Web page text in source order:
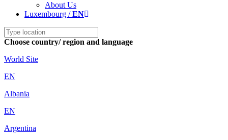
About Us
Luxembourg /EN
Choose country/ region and language
World Site
EN
Albania
EN
Argentina